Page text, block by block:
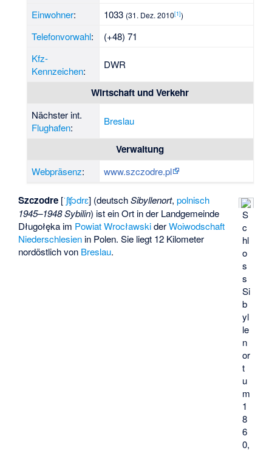
Einwohner: 1033 (31. Dez. 2010[1])
Telefonvorwahl:
(+48) 71
Kfz-
Kennzeichen:
DWR
Wirtschaft und Verkehr
Nächster int.
Flughafen:
Breslau
Verwaltung
Webpräsenz: www.szczodre.pl
S
c
hl
o
s
s
Si
b
yl
le
n
or
t
u
m
1
8
6
0,
Szczodre [ˈʃʧɔdrɛ] (deutschSibyllenort,polnisch
1945–1948 Sybilin) ist ein Ort in der Landgemeinde
Długołęka im Powiat WrocławskiderWoiwodschaft
Niederschlesien in Polen. Sie liegt 12 Kilometer
nordöstlich von Breslau.